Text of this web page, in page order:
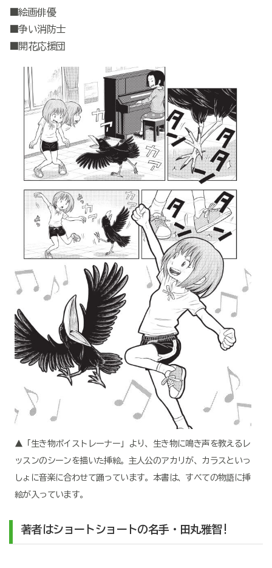
■絵画俳優
■争い消防士
■開花応援団
▲「生き物ボイストレーナー」より、生き物に鳴き声を教えるレ
ッスンのシーンを描いた挿絵。主人公のアカリが、カラスといっ
しょに音楽に合わせて踊っています。本書は、すべての物語に挿
絵が入っています。
著者はショートショートの名手・田丸雅智!